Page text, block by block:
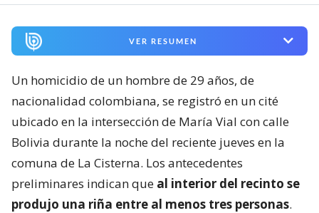
VER RESUMEN
Un homicidio de un hombre de 29 años, de
nacionalidad colombiana, se registró en un cité
ubicado en la intersección de María Vial con calle
Bolivia durante la noche del reciente jueves en la
comuna de La Cisterna. Los antecedentes
preliminares indican que al interior del recinto se
produjo una riña entre al menos tres personas.